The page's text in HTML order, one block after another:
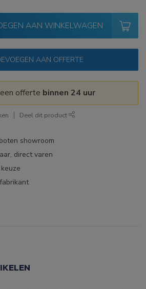
AAN WINKELWAGEN
AAN OFFERTE
offerte binnen 24 uur
Deel dit product
showroom
direct varen